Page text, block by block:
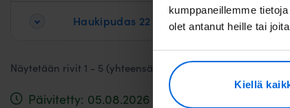
kumppaneillemme
olet antanut heille tai
Kiellä
Haukipudas 22
Näytetään rivit 1 - 5 (yhteensä 5)
Päivitetty: 05.08.2026